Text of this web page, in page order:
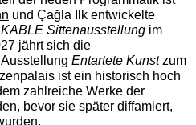
und Çağla Ilk entwickelte
Sittenausstellungim
jährt sich die
Entartete Kunstzum
ist ein historisch hoch
zahlreiche Werke der
bevor sie später diffamiert,